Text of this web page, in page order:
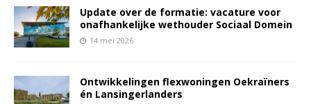
Update over de formatie: vacature voor
onafhankelijke wethouder Sociaal Domein
14 mei 2026
Ontwikkelingen flexwoningen Oekraïners
én Lansingerlanders